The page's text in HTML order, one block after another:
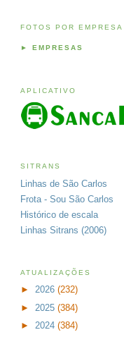
FOTOS POR EMPRESA
► EMPRESAS
APLICATIVO
SITRANS
Linhas de São Carlos
Frota - Sou São Carlos
Histórico de escala
Linhas Sitrans (2006)
ATUALIZAÇÕES
► 2026 (232)
► 2025 (384)
► 2024 (384)